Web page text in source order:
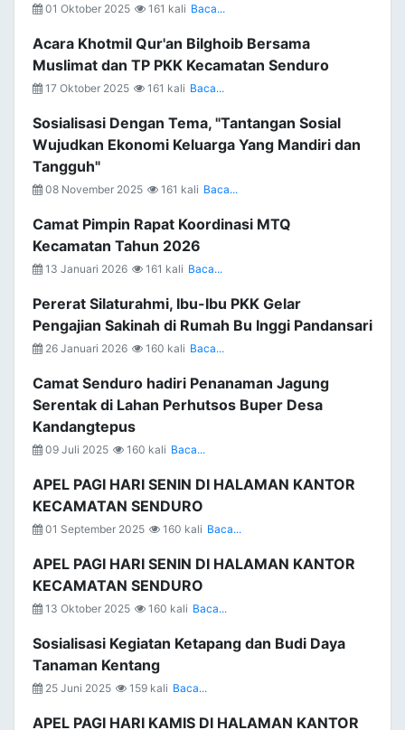
01 Oktober 2025 161 kali Baca...
Acara Khotmil Qur'an Bilghoib Bersama
Muslimat dan TP PKK Kecamatan Senduro
17 Oktober 2025 161 kali Baca...
Sosialisasi Dengan Tema, "Tantangan Sosial
Wujudkan Ekonomi Keluarga Yang Mandiri dan
Tangguh"
08 November 2025 161 kali Baca...
Camat Pimpin Rapat Koordinasi MTQ
Kecamatan Tahun 2026
13 Januari 2026 161 kali Baca...
Pererat Silaturahmi, Ibu-Ibu PKK Gelar
Pengajian Sakinah di Rumah Bu Inggi Pandansari
26 Januari 2026 160 kali Baca...
Camat Senduro hadiri Penanaman Jagung
Serentak di Lahan Perhutsos Buper Desa
Kandangtepus
09 Juli 2025 160 kali Baca...
APEL PAGI HARI SENIN DI HALAMAN KANTOR
KECAMATAN SENDURO
01 September 2025 160 kali Baca...
APEL PAGI HARI SENIN DI HALAMAN KANTOR
KECAMATAN SENDURO
13 Oktober 2025 160 kali Baca...
Sosialisasi Kegiatan Ketapang dan Budi Daya
Tanaman Kentang
25 Juni 2025 159 kali Baca...
APEL PAGI HARI KAMIS DI HALAMAN KANTOR